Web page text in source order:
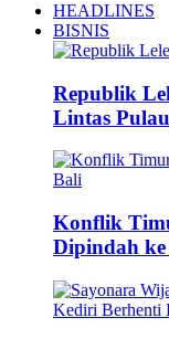
HEADLINES
BISNIS
Republik
Lintas Pulau
Konflik
Dipindah